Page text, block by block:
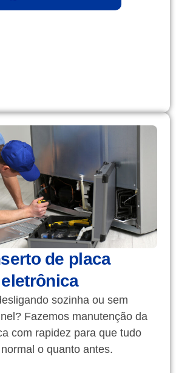
de placa
eletrônica
sozinha ou sem
Fazemos manutenção da
com rapidez para que tudo
o quanto antes.